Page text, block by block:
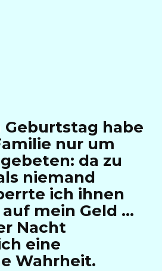
habe
nur um
da zu
niemand
ich ihnen
mein Geld …
Nacht
eine
Wahrheit.